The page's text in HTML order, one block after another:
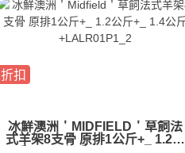
折扣
冰鮮澳洲＇MIDFIELD＇草飼法
式羊架8支骨 原排1公斤+_ 1.2公